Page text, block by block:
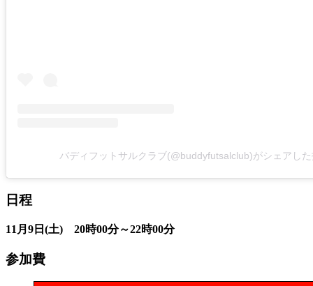
バディフットサルクラブ(@buddyfutsalclub)がシェアし
日程
11月9日(土) 20時00分～22時00分
参加費